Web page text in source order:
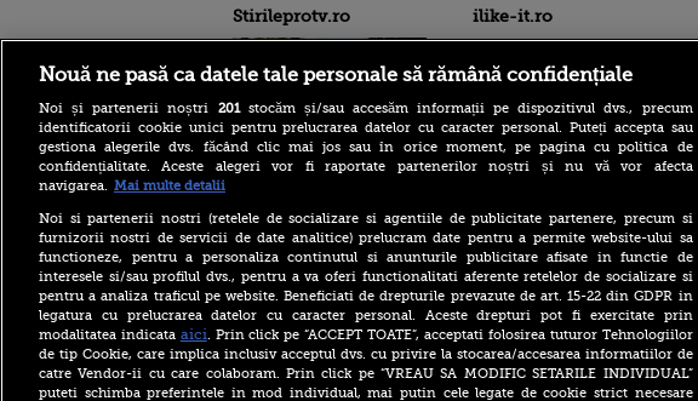
Stirileprotv.ro
merge la piscină în Franța.
Ce costume de baie sunt
interzise
O femeie era să piardă
vacanța din cauza unei
greșeli aparent banale. Ce s-
a întâmplat la aeroport
Billie Eilish, de
nerecunoscut pe platourile
de filmare. Transformarea
ilike-it.ro
Nouă ne pasă ca datele tale personale să rămână confidențiale
Noi și partenerii noștri 201stocăm și/sau accesăm informații pe dispozitivul dvs., precum
identificatorii cookie unici pentru prelucrarea datelor cu caracter personal. Puteți accepta sau
gestiona alegerile dvs. făcând clic mai jos sau în orice moment, pe pagina cu politica de
confidențialitate. Aceste alegeri vor fi raportate partenerilor noștri și nu vă vor afecta
navigarea. Mai multe detalii
Noi si partenerii nostri (retelele de socializare si agentiile de publicitate partenere, precum si
furnizorii nostri de servicii de date analitice) prelucram date pentru a permite website-ului sa
functioneze, pentru a personaliza continutul si anunturile publicitare afisate in functie de
interesele si/sau profilul dvs., pentru a va oferi functionalitati aferente retelelor de socializare si
pentru a analiza traficul pe website. Beneficiati de drepturile prevazute de art. 15-22 din GDPR in
legatura cu prelucrarea datelor cu caracter personal. Aceste drepturi pot fi exercitate prin
modalitatea indicata aici. Prin click pe “ACCEPT TOATE”, acceptati folosirea tuturor Tehnologiilor
de tip Cookie, care implica inclusiv acceptul dvs. cu privire la stocarea/accesarea informatiilor de
catre Vendor-ii cu care colaboram. Prin click pe “VREAU SA MODIFIC SETARILE INDIVIDUAL”
puteti schimba preferintele in mod individual, mai putin cele legate de cookie strict necesare